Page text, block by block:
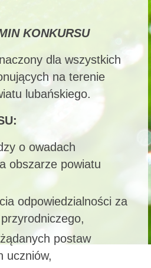
KONKURSU
dla wszystkich
na terenie
lubańskiego.
o owadach
obszarze powiatu
odpowiedzialności za
postaw
uczniów,